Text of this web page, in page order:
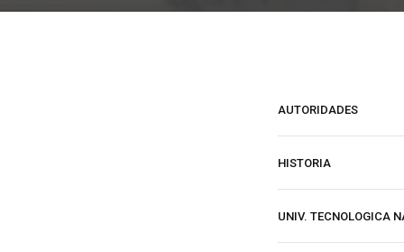
AUTORIDADES
HISTORIA
UNIV. TECNOLOGICA